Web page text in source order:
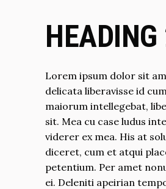
HEADING
Lorem ipsum dolor sit
delicata liberavisse id
maiorum intellegebat,
sit. Mea cu case ludus
viderer ex mea. His at
diceret, cum et atqui
petentium. Per amet
ei. Deleniti apeirian